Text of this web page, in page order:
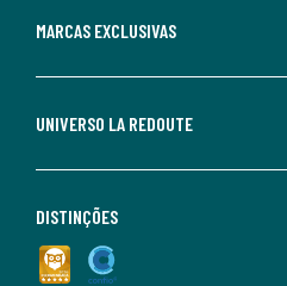
MARCAS EXCLUSIVAS
UNIVERSO LA REDOUTE
DISTINÇÕES